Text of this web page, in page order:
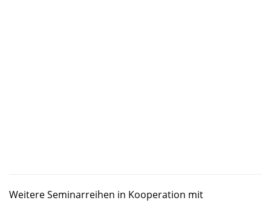
Weitere Seminarreihen in Kooperation mit